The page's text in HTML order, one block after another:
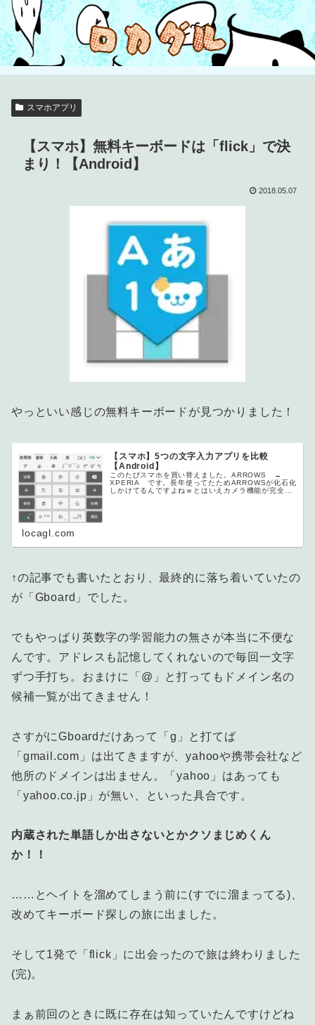
スマホアプリ
【スマホ】無料キーボードは「flick」で決
まり！【Android】
2018.05.07
やっといい感じの無料キーボードが見つかりました！
【スマホ】5つの文字入力アプリを比較
【Android】
このたびスマホを買い替えました。ARROWS →
XPERIA です。長年使ってたためARROWSが化石化
しかけてるんですよねｗとはいえカメラ機能が完全に
locagl.com
↑の記事でも書いたとおり、最終的に落ち着いていたの
が「Gboard」でした。
でもやっぱり英数字の学習能力の無さが本当に不便な
んです。アドレスも記憶してくれないので毎回一文字
ずつ手打ち。おまけに「@」と打ってもドメイン名の
候補一覧が出てきません！
さすがにGboardだけあって「g」と打てば
「gmail.com」は出てきますが、yahooや携帯会社など
他所のドメインは出ません。「yahoo」はあっても
「yahoo.co.jp」が無い、といった具合です。
内蔵された単語しか出さないとかクソまじめくん
か！！
……とヘイトを溜めてしまう前に(すでに溜まってる)、
改めてキーボード探しの旅に出ました。
そして1発で「flick」に出会ったので旅は終わりました
(完)。
まぁ前回のときに既に存在は知っていたんですけどね